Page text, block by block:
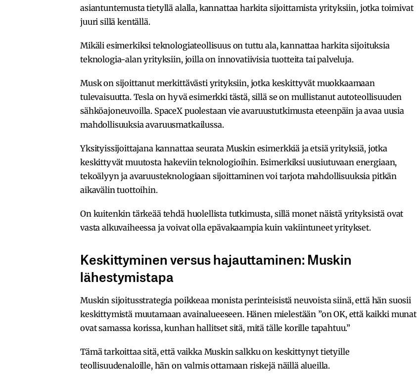
asiantuntemusta tietyllä alalla, kannattaa harkita sijoittamista yrityksiin, jotka toimivat
juuri sillä kentällä.
Mikäli esimerkiksi teknologiateollisuus on tuttu ala, kannattaa harkita sijoituksia
teknologia-alan yrityksiin, joilla on innovatiivisia tuotteita tai palveluja.
Musk on sijoittanut merkittävästi yrityksiin, jotka keskittyvät muokkaamaan
tulevaisuutta. Tesla on hyvä esimerkki tästä, sillä se on mullistanut autoteollisuuden
sähköajoneuvoilla. SpaceX puolestaan vie avaruustutkimusta eteenpäin ja avaa uusia
mahdollisuuksia avaruusmatkailussa.
Yksityissijoittajana kannattaa seurata Muskin esimerkkiä ja etsiä yrityksiä, jotka
keskittyvät muutosta hakeviin teknologioihin. Esimerkiksi uusiutuvaan energiaan,
tekoälyyn ja avaruusteknologiaan sijoittaminen voi tarjota mahdollisuuksia pitkän
aikavälin tuottoihin.
On kuitenkin tärkeää tehdä huolellista tutkimusta, sillä monet näistä yrityksistä ovat
vasta alkuvaiheessa ja voivat olla epävakaampia kuin vakiintuneet yritykset.
Keskittyminen versus hajauttaminen: Muskin
lähestymistapa
Muskin sijoitusstrategia poikkeaa monista perinteisistä neuvoista siinä, että hän suosii
keskittymistä muutamaan avainalueeseen. Hänen mielestään ”on OK, että kaikki munat
ovat samassa korissa, kunhan hallitset sitä, mitä tälle korille tapahtuu.”
Tämä tarkoittaa sitä, että vaikka Muskin salkku on keskittynyt tietyille
teollisuudenaloille, hän on valmis ottamaan riskejä näillä alueilla.